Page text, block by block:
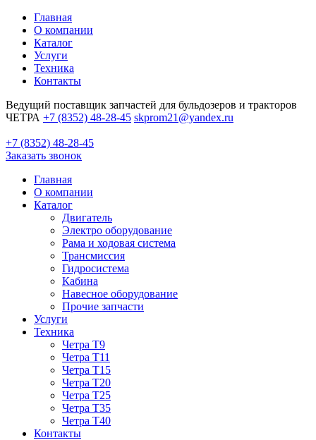
Главная
О компании
Каталог
Услуги
Техника
Контакты
Ведущий поставщик запчастей для бульдозеров и тракторов
ЧЕТРА +7 (8352) 48-28-45 skprom21@yandex.ru
+7 (8352) 48-28-45
Заказать звонок
Главная
О компании
Каталог
Двигатель
Электро оборудование
Рама и ходовая система
Трансмиссия
Гидросистема
Кабина
Навесное оборудование
Прочие запчасти
Услуги
Техника
Четра Т9
Четра Т11
Четра Т15
Четра Т20
Четра Т25
Четра Т35
Четра Т40
Контакты